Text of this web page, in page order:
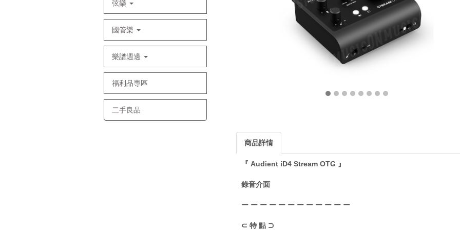
弦樂
國管樂
樂譜週邊
福利品專區
二手良品
商品詳情
『 Audient iD4 Stream OTG 』
錄音介面
ー ー ー ー ー ー ー ー ー ー ー ー
⊂ 特 點 ⊃